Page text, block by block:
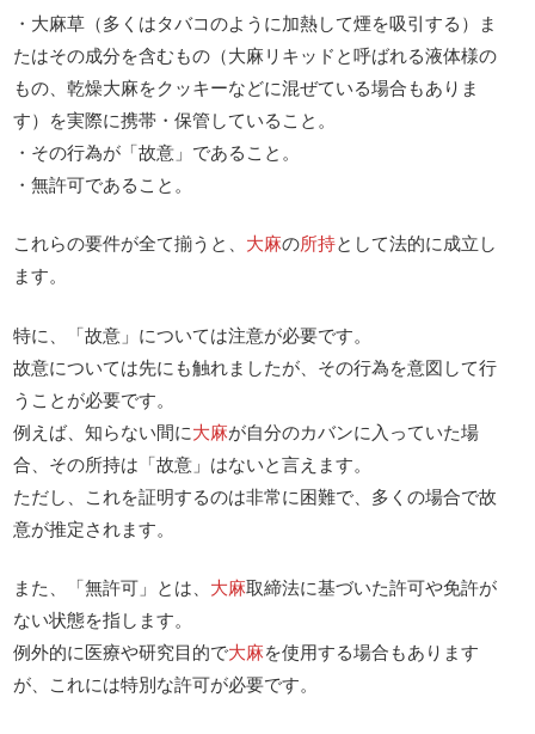
・大麻草（多くはタバコのように加熱して煙を吸引する）ま
たはその成分を含むもの（大麻リキッドと呼ばれる液体様の
もの、乾燥大麻をクッキーなどに混ぜている場合もありま
す）を実際に携帯・保管していること。
・その行為が「故意」であること。
・無許可であること。
これらの要件が全て揃うと、 大麻の所持として法的に成立し
ます。
特に、「故意」については注意が必要です。
故意については先にも触れましたが、その行為を意図して行
うことが必要です。
例えば、知らない間に大麻が自分のカバンに入っていた場
合、その所持は「故意」はないと言えます。
ただし、これを証明するのは非常に困難で、多くの場合で故
意が推定されます。
また、「無許可」とは、 大麻取締法に基づいた許可や免許が
ない状態を指します。
例外的に医療や研究目的で大麻を使用する場合もあります
が、これには特別な許可が必要です。